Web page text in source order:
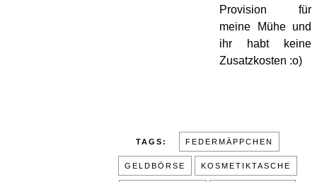
Provision für
meine Mühe und
ihr habt keine
Zusatzkosten :o)
TAGS: FEDERMÄPPCHEN
GELDBÖRSE KOSMETIKTASCHE